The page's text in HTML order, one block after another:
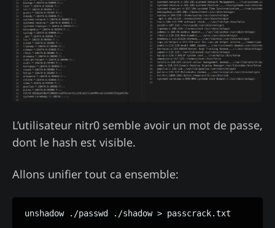
L’utilisateur nitr0 semble avoir un mot de passe,
dont le hash est visible.
Allons unifier tout ca ensemble:
unshadow ./passwd ./shadow > passcrack.txt